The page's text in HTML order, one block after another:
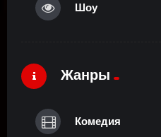
Шоу
Жанры
Комедия